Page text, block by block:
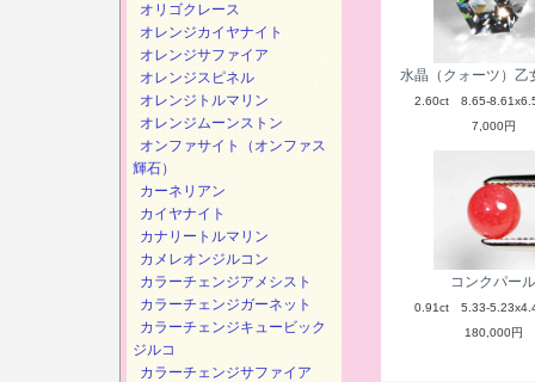
水晶（クォーツ）乙
2.60ct 8.65-
7,000円
コンクパール
0.91ct 5.33-
180,000円
オリゴクレース
オレンジカイヤナイト
オレンジサファイア
オレンジスピネル
オレンジトルマリン
オレンジムーンストン
オンファサイト（オンファス
輝石）
カーネリアン
カイヤナイト
カナリートルマリン
カメレオンジルコン
カラーチェンジアメシスト
カラーチェンジガーネット
カラーチェンジキュービック
ジルコ
カラーチェンジサファイア